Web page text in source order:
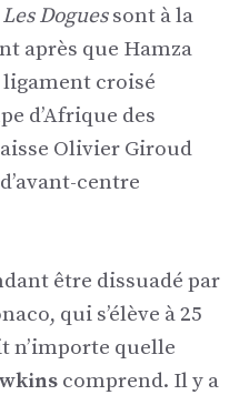
Les Doguessont à la
après que Hamza
ligament croisé
d’Afrique des
Olivier Giroud
centre
être dissuadé par
qui s’élève à 25
n’importe quelle
comprend. Il y a